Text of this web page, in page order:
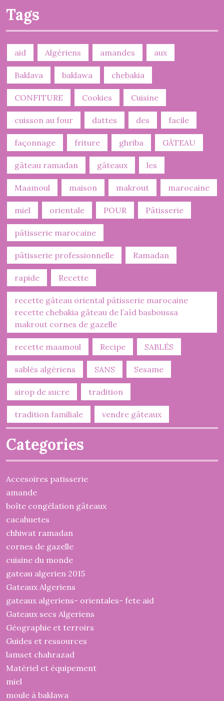
Tags
aid Algériens amandes aux
Baklava baklawa chebakia
CONFITURE Cookies Cuisine
cuisson au four dattes des facile
façonnage friture ghriba GÂTEAU
gâteau ramadan gâteaux les
Maamoul maison makrout marocaine
miel orientale POUR Pâtisserie
pâtisserie marocaine
pâtisserie professionnelle Ramadan
rapide Recette
recette gâteau oriental pâtisserie marocaine
recette chebakia gâteau de l’aïd basboussa
makrout cornes de gazelle
recette maamoul Recipe SABLÉS
sablés algériens SANS Sesame
sirop de sucre tradition
tradition familiale vendre gâteaux
Categories
Accesoires patisserie
amande
boîte congélation gâteaux
cacahuetes
chhiwat ramadan
cornes de gazelle
cuisine du monde
gateau algerien 2015
Gateaux Algeriens
gateaux algeriens- orientales- fete aid
Gateaux secs Algeriens
Géographie et terroirs
Guides et ressources
lamset chahrazad
Matériel et équipement
miel
moule à baklawa